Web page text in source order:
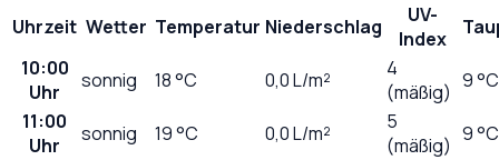
Uhrzeit Wetter Temperatur Niederschlag
UV-
Index
10:00
Uhr
sonnig 18°C 0,0L/m²
4
(mäßig) 9 °C
11:00
Uhr
sonnig 19°C 0,0L/m²
5
(mäßig) 9 °C